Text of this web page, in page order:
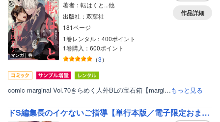
マンガ｜巻
著者：転はくと...他
出版社：双葉社
181ページ
1巻レンタル：400ポイント
1巻購入：600ポイント
（3）
作品詳細
comic marginal Vol.70きらめく人外BLの宝石箱【margi…もっと見る
ドS編集長のイケないご指導【単行本版／電子限定おまけ付き】